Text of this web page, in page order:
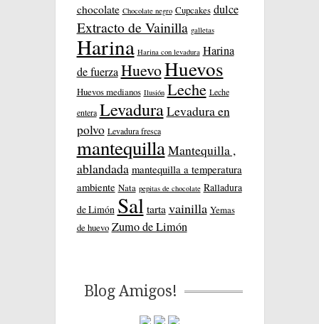
chocolate Chocolate negro Cupcakes dulce
Extracto de Vainilla galletas
Harina Harina con levadura Harina
de fuerza HuevoHuevos
Huevos medianos Ilusión Leche Leche
entera LevaduraLevadura en
polvo Levadura fresca
mantequillaMantequilla ,
ablandada mantequilla a temperatura
ambiente Nata pepitas de chocolate Ralladura
de Limón Sal tarta vainilla Yemas
de huevo Zumo de Limón
Blog Amigos!